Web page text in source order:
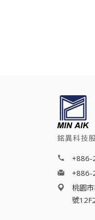
銘異科技
+886-
+886-
桃園
號12F